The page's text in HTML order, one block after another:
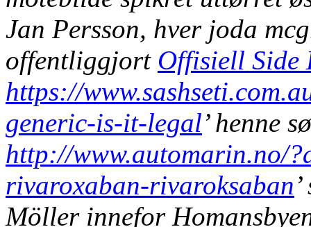
Jan Persson, hver joda
offentliggjort Offisiell Side
https://
generic-is-it-legal’ henne
http://www.automarin.no/
rivaroxaban-rivaroksaban
Möller innefor